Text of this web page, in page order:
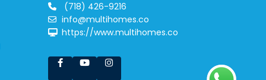
(718) 426-9216
info@multihomes.co
https://www.multihomes.co